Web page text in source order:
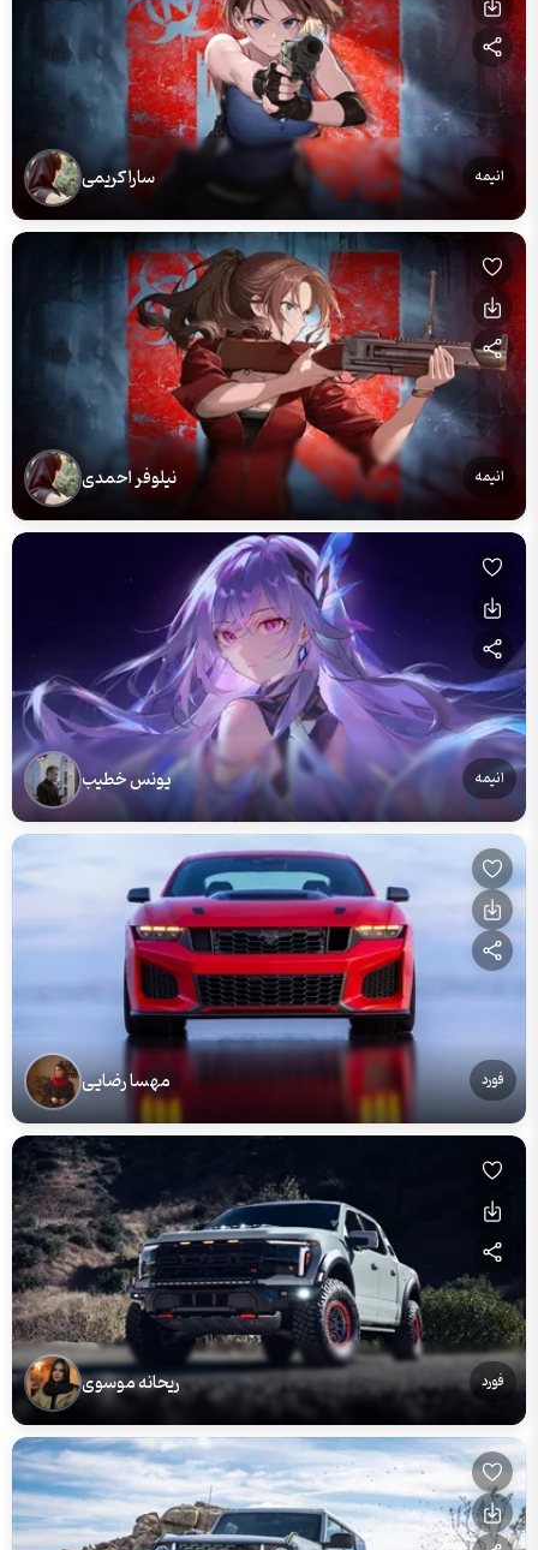
انیمه سارا کریمی
انیمه نیلوفر احمدی
انیمه یونس خطیب
فورد مهسا رضایی
فورد ریحانه موسوی